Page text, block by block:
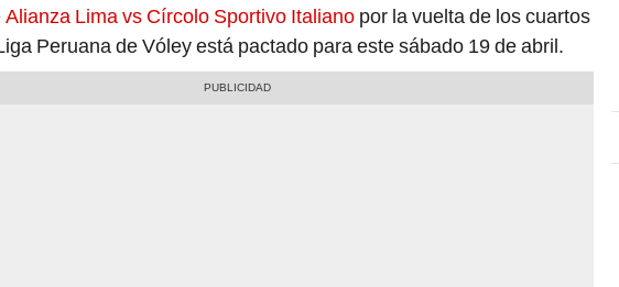
Alianza Lima vs Círcolo Sportivo Italiano por la vuelta de los cuartos
Peruana de Vóley está pactado para este sábado 19 de abril.